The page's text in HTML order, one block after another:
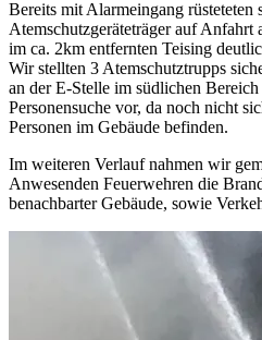
Bereits mit Alarmeingang rüsteteten
Atemschutzgeräteträger auf Anfahrt
im ca. 2km entfernten Teising
Wir stellten 3 Atemschutztrupps
an der E-Stelle im südlichen
Personensuche vor, da noch nicht
Personen im Gebäude befinden.
Im weiteren Verlauf nahmen wir
Anwesenden Feuerwehren die
benachbarter Gebäude, sowie